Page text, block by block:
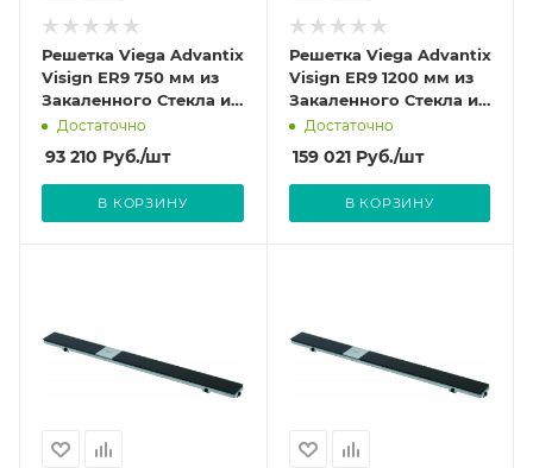
Решетка Viega Advantix
Visign ER9 750 мм из
Закаленного Стекла и
нержавеющей стали
цвет светло-серый
616922
Достаточно
93 210 Руб./шт
В КОРЗИНУ
Решетка Viega Advantix
Visign ER9 1200 мм из
Закаленного Стекла и
нержавеющей стали
Достаточно
159 021Руб./шт
В КОРЗИНУ